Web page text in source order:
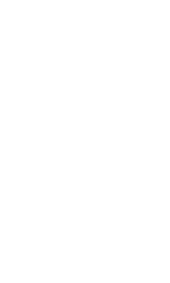
エルガーデンみずほ台
設計なのが特徴です。